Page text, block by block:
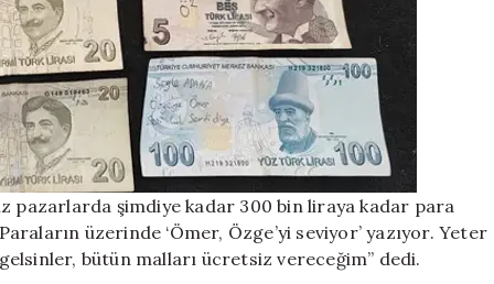
pazarlarda şimdiye kadar 300 bin liraya kadar para
üzerinde ‘Ömer, Özge’yi seviyor’ yazıyor. Yeter
bütün malları ücretsiz vereceğim” dedi.